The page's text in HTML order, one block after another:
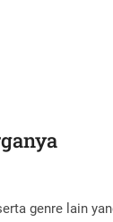
genre lain